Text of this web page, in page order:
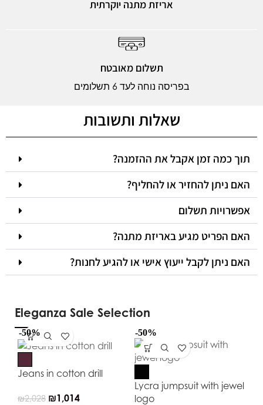
אריזת מתנה יוקרתית
תשלום מאובטח
בפריסה נוחה לעד 6 תשלומים
שאלות ותשובות
תוך כמה זמן אקבל את ההזמנה?
האם ניתן להחזיר או להחליף?
אפשרויות תשלום
האם הפריט מגיע באריזת מתנה?
האם ניתן לקבל ייעוץ אישי או להגיע לחנות?
Eleganza Sale Selection
-50%
Jeans in cotton drill
₪2,028 ₪1,014
-50%
Lycra jumpsuit with jewel
logo